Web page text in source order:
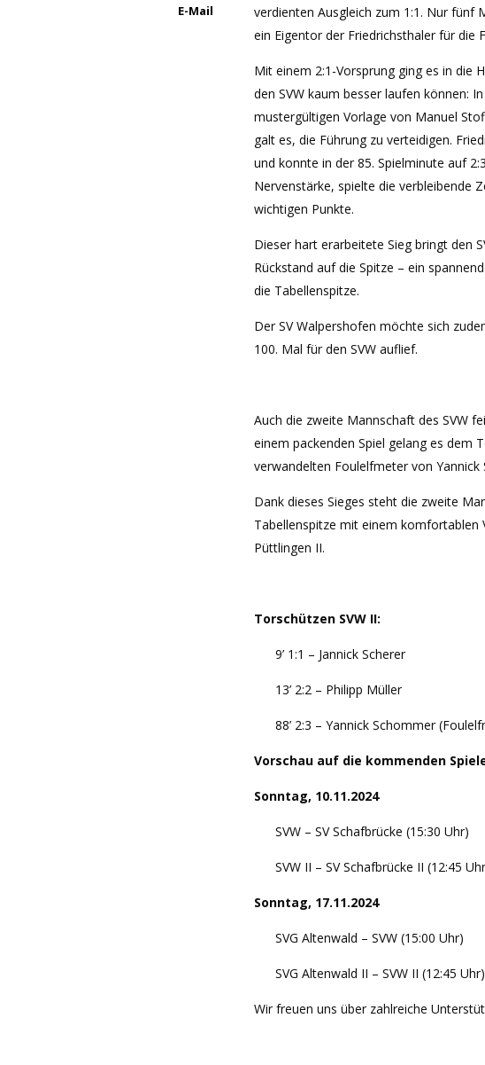
E-Mail
verdienten Ausgleich zum 1:1. Nur fünf
ein Eigentor der Friedrichsthaler für die
Mit einem 2:1-Vorsprung ging es in die
den SVW kaum besser laufen können:
mustergültigen Vorlage von Manuel
galt es, die Führung zu verteidigen.
und konnte in der 85. Spielminute auf
Nervenstärke, spielte die verbleibende
wichtigen Punkte.
Dieser hart erarbeitete Sieg bringt den
Rückstand auf die Spitze – ein
die Tabellenspitze.
Der SV Walpershofen möchte sich
100. Mal für den SVW auflief.
Auch die zweite Mannschaft des SVW
einem packenden Spiel gelang es dem
verwandelten Foulelfmeter von
Dank dieses Sieges steht die zweite
Tabellenspitze mit einem komfortablen
Püttlingen II.
Torschützen SVW II:
9’ 1:1 – Jannick Scherer
13’ 2:2 – Philipp Müller
88’ 2:3 – Yannick Schommer
Vorschau auf die kommenden
Sonntag, 10.11.2024
SVW – SV Schafbrücke (15:30 Uhr)
SVW II – SV Schafbrücke II (12:45
Sonntag, 17.11.2024
SVG Altenwald – SVW (15:00 Uhr)
SVG Altenwald II – SVW II (12:45 Uhr)
Wir freuen uns über zahlreiche